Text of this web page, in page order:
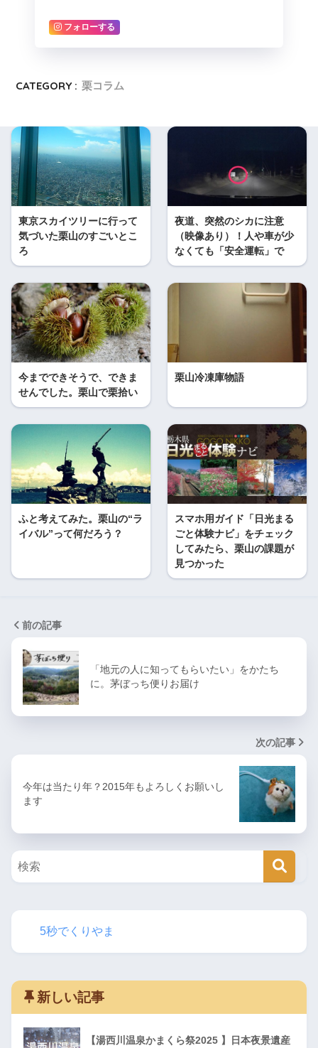
フォローする
CATEGORY : 栗コラム
東京スカイツリーに行って
気づいた栗山のすごいとこ
ろ
夜道、突然のシカに注意
（映像あり）！人や車が少
なくても「安全運転」で
今までできそうで、できま
せんでした。栗山で栗拾い
栗山冷凍庫物語
ふと考えてみた。栗山の“ラ
イバル”って何だろう？
スマホ用ガイド「日光まる
ごと体験ナビ」をチェック
してみたら、栗山の課題が
見つかった
前の記事
「地元の人に知ってもらいたい」をかたち
に。茅ぼっち便りお届け
次の記事
今年は当たり年？2015年もよろしくお願いし
ます
5秒でくりやま
新しい記事
【湯西川温泉かまくら祭2025 】日本夜景遺産